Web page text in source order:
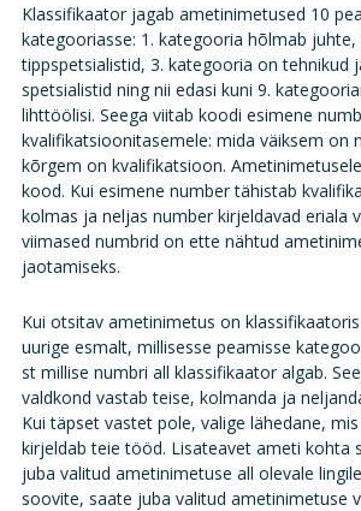
Klassifikaator jagab ametinimetused 10
kategooriasse: 1. kategooria hõlmab
tippspetsialistid, 3. kategooria on tehnikud
spetsialistid ning nii edasi kuni 9.
lihttöölisi. Seega viitab koodi esimene
kvalifikatsioonitasemele: mida väiksem on
kõrgem on kvalifikatsioon.
kood. Kui esimene number tähistab
kolmas ja neljas number kirjeldavad eriala
viimased numbrid on ette nähtud
jaotamiseks.
Kui otsitav ametinimetus on
uurige esmalt, millisesse peamisse
st millise numbri all klassifikaator algab.
valdkond vastab teise, kolmanda ja
Kui täpset vastet pole, valige lähedane,
kirjeldab teie tööd. Lisateavet ameti kohta
juba valitud ametinimetuse all olevale
soovite, saate juba valitud ametinimetuse